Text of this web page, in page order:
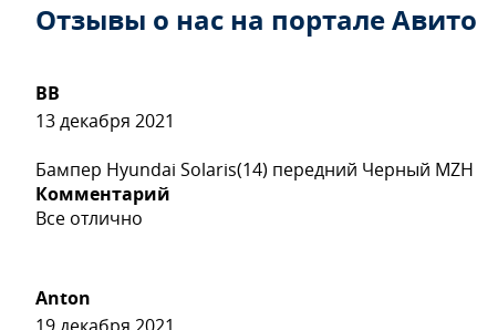
Отзывы о нас на портале Авито
ВВ
13 декабря 2021
Бампер Hyundai Solaris(14) передний Черный MZH
Комментарий
Все отлично
Anton